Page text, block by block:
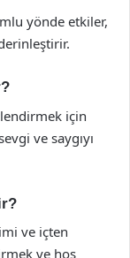
yönde etkiler,
için
ve saygıyı
ve içten
ve hoş